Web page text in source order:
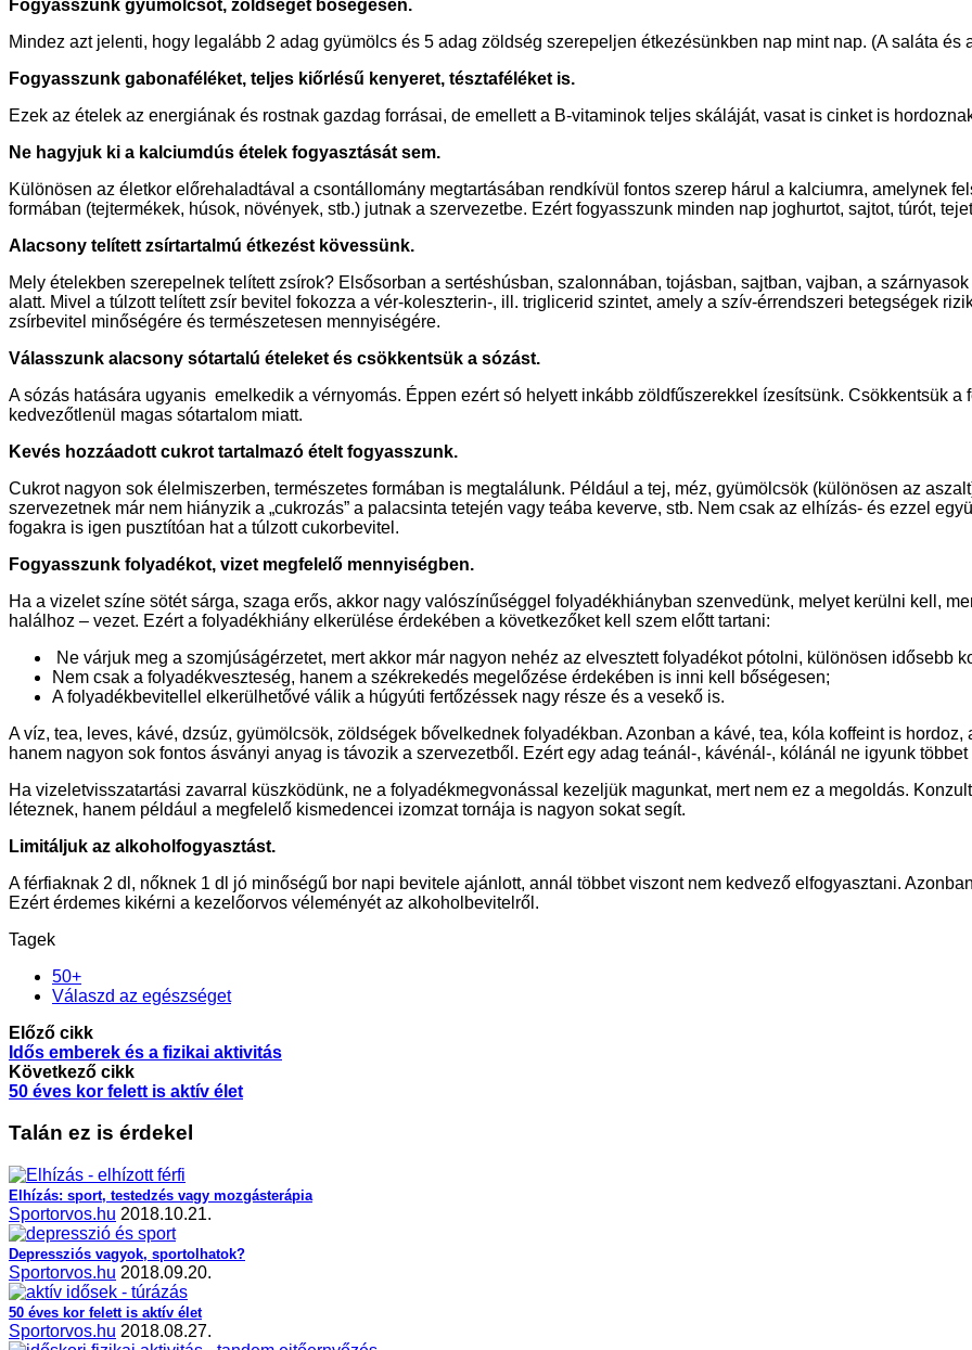
Fogyasszunk gyümölcsöt, zöldséget bőségesen.
Mindez azt jelenti, hogy legalább 2 adag gyümölcs és 5 adag zöldség szerepeljen étkezésünkben nap mint nap. (A saláta
Fogyasszunk gabonaféléket, teljes kiőrlésű kenyeret, tésztaféléket is.
Ezek az ételek az energiának és rostnak gazdag forrásai, de emellett a B-vitaminok teljes skáláját, vasat is cinket is
Ne hagyjuk ki a kalciumdús ételek fogyasztását sem.
Különösen az életkor előrehaladtával a csontállomány megtartásában rendkívül fontos szerep hárul a kalciumra, amelynek
formában (tejtermékek, húsok, növények, stb.) jutnak a szervezetbe. Ezért fogyasszunk minden nap joghurtot, sajtot, túrót,
Alacsony telített zsírtartalmú étkezést kövessünk.
Mely ételekben szerepelnek telített zsírok? Elsősorban a sertéshúsban, szalonnában, tojásban, sajtban, vajban, a
alatt. Mivel a túlzott telített zsír bevitel fokozza a vér-koleszterin-, ill. triglicerid szintet, amely a szív-érrendszeri betegségek
zsírbevitel minőségére és természetesen mennyiségére.
Válasszunk alacsony sótartalú ételeket és csökkentsük a sózást.
A sózás hatására ugyanis emelkedik a vérnyomás. Éppen ezért só helyett inkább zöldfűszerekkel ízesítsünk. Csökkentsük
kedvezőtlenül magas sótartalom miatt.
Kevés hozzáadott cukrot tartalmazó ételt fogyasszunk.
Cukrot nagyon sok élelmiszerben, természetes formában is megtalálunk. Például a tej, méz, gyümölcsök (különösen az
szervezetnek már nem hiányzik a „cukrozás” a palacsinta tetején vagy teába keverve, stb. Nem csak az elhízás- és ezzel
fogakra is igen pusztítóan hat a túlzott cukorbevitel.
Fogyasszunk folyadékot, vizet megfelelő mennyiségben.
Ha a vizelet színe sötét sárga, szaga erős, akkor nagy valószínűséggel folyadékhiányban szenvedünk, melyet kerülni kell,
halálhoz – vezet. Ezért a folyadékhiány elkerülése érdekében a következőket kell szem előtt tartani:
Ne várjuk meg a szomjúságérzetet, mert akkor már nagyon nehéz az elvesztett folyadékot pótolni, különösen idősebb
Nem csak a folyadékveszteség, hanem a székrekedés megelőzése érdekében is inni kell bőségesen;
A folyadékbevitellel elkerülhetővé válik a húgyúti fertőzéssek nagy része és a vesekő is.
A víz, tea, leves, kávé, dzsúz, gyümölcsök, zöldségek bővelkednek folyadékban. Azonban a kávé, tea, kóla koffeint is
hanem nagyon sok fontos ásványi anyag is távozik a szervezetből. Ezért egy adag teánál-, kávénál-, kólánál ne igyunk többet
Ha vizeletvisszatartási zavarral küszködünk, ne a folyadékmegvonással kezeljük magunkat, mert nem ez a megoldás.
léteznek, hanem például a megfelelő kismedencei izomzat tornája is nagyon sokat segít.
Limitáljuk az alkoholfogyasztást.
A férfiaknak 2 dl, nőknek 1 dl jó minőségű bor napi bevitele ajánlott, annál többet viszont nem kedvező elfogyasztani.
Ezért érdemes kikérni a kezelőorvos véleményét az alkoholbevitelről.
Tagek
50+
Válaszd az egészséget
Előző cikk
Idős emberek és a fizikai aktivitás
Következő cikk
50 éves kor felett is aktív élet
Talán ez is érdekel
Elhízás: sport, testedzés vagy mozgásterápia
Sportorvos.hu 2018.10.21.
Depressziós vagyok, sportolhatok?
Sportorvos.hu 2018.09.20.
50 éves kor felett is aktív élet
Sportorvos.hu 2018.08.27.